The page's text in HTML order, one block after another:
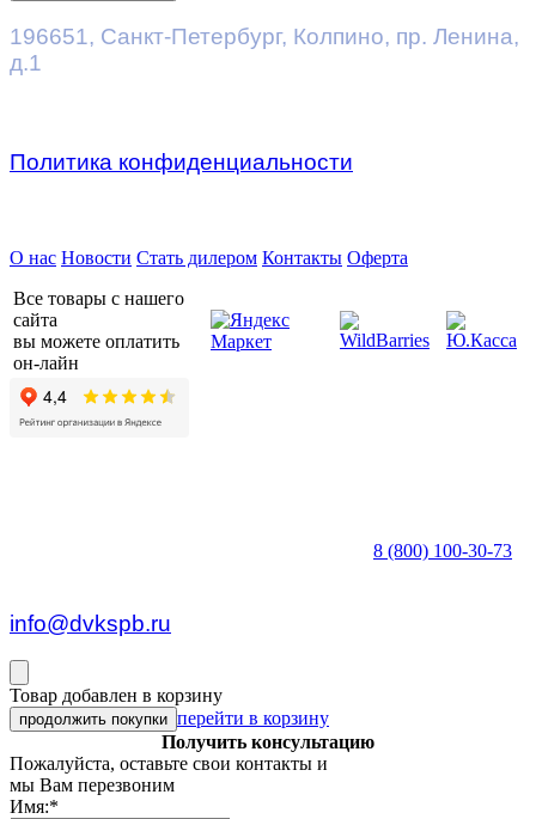
196651, Санкт-Петербург, Колпино, пр. Ленина,
д.1
Политика конфиденциальности
О нас Новости Стать дилером Контакты Оферта
Все товары с нашего
сайта
вы можете оплатить
он-лайн
8 (800) 100-30-73
info@dvkspb.ru
Товар добавлен в корзину
продолжить покупки перейти в корзину
Получить консультацию
Пожалуйста, оставьте свои контакты и
мы Вам перезвоним
Имя:*